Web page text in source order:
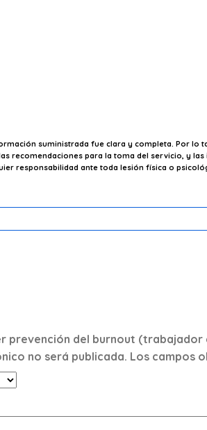
suministrada fue clara y completa. Por lo
recomendaciones para la toma del servicio, y
responsabilidad ante toda lesión física o
prevención del burnout (trabajador
no será publicada. Los campos